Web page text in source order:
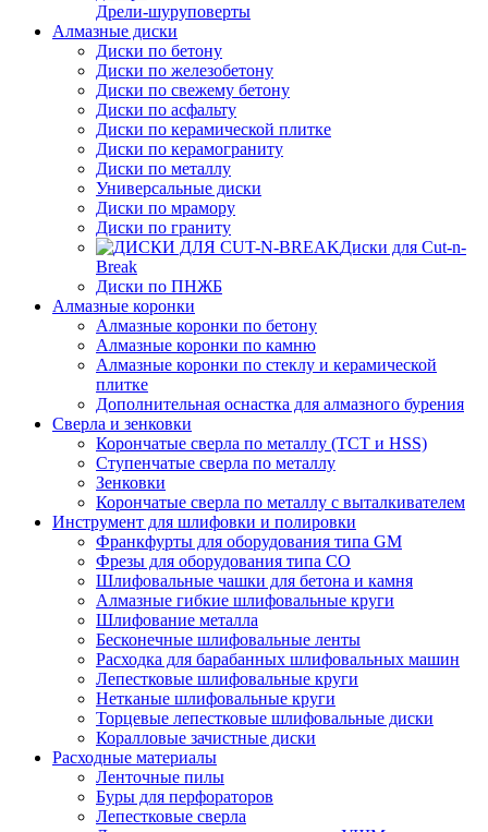
Дрели-шуруповерты
Алмазные диски
Диски по бетону
Диски по железобетону
Диски по свежему бетону
Диски по асфальту
Диски по керамической плитке
Диски по керамограниту
Диски по металлу
Универсальные диски
Диски по мрамору
Диски по граниту
Диски для Cut-n-
Break
Диски по ПНЖБ
Алмазные коронки
Алмазные коронки по бетону
Алмазные коронки по камню
Алмазные коронки по стеклу и керамической
плитке
Дополнительная оснастка для алмазного бурения
Сверла и зенковки
Корончатые сверла по металлу (TCT и HSS)
Ступенчатые сверла по металлу
Зенковки
Корончатые сверла по металлу c выталкивателем
Инструмент для шлифовки и полировки
Франкфурты для оборудования типа GM
Фрезы для оборудования типа СО
Шлифовальные чашки для бетона и камня
Алмазные гибкие шлифовальные круги
Шлифование металла
Бесконечные шлифовальные ленты
Расходка для барабанных шлифовальных машин
Лепестковые шлифовальные круги
Нетканые шлифовальные круги
Торцевые лепестковые шлифовальные диски
Коралловые зачистные диски
Расходные материалы
Ленточные пилы
Буры для перфораторов
Лепестковые сверла